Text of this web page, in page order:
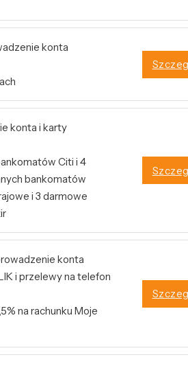
konta
konta i karty
Citi i 4
bankomatów
i 3 darmowe
konta
i przelewy na telefon
na rachunku Moje